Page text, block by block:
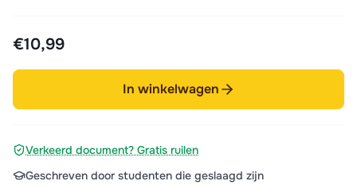
€10,99
In winkelwagen
Verkeerd document? Gratis ruilen
Geschreven door studenten die geslaagd zijn